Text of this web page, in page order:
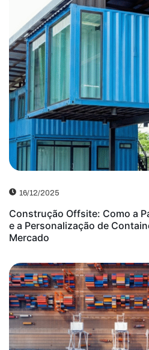
16/12/2025
Construção Offsite: Como a
e a Personalização de
Mercado